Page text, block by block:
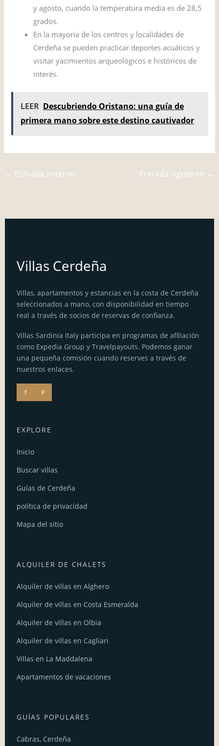
y agosto, cuando la temperatura media es de 28,5
grados.
En la mayoría de los centros y localidades de
Cerdeña se pueden practicar deportes acuáticos y
visitar yacimientos arqueológicos e históricos de
interés.
LEER Descubriendo Oristano: una guía de
primera mano sobre este destino cautivador
← Entrada anterior Entrada siguiente →
Villas Cerdeña
Villas, apartamentos y estancias en la costa de Cerdeña
seleccionados a mano, con disponibilidad en tiempo
real a través de socios de reservas de confianza.
Villas Sardinia Italy participa en programas de afiliación
como Expedia Group y Travelpayouts. Podemos ganar
una pequeña comisión cuando reserves a través de
nuestros enlaces.
f P
EXPLORE
Inicio
Buscar villas
Guías de Cerdeña
política de privacidad
Mapa del sitio
ALQUILER DE CHALETS
Alquiler de villas en Alghero
Alquiler de villas en Costa Esmeralda
Alquiler de villas en Olbia
Alquiler de villas en Cagliari
Villas en La Maddalena
Apartamentos de vacaciones
GUÍAS POPULARES
Cabras, Cerdeña